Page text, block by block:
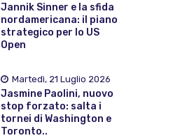
Jannik Sinner e la sfida
nordamericana: il piano
strategico per lo US
Open
Martedì, 21 Luglio 2026
Jasmine Paolini, nuovo
stop forzato: salta i
tornei di Washington e
Toronto..